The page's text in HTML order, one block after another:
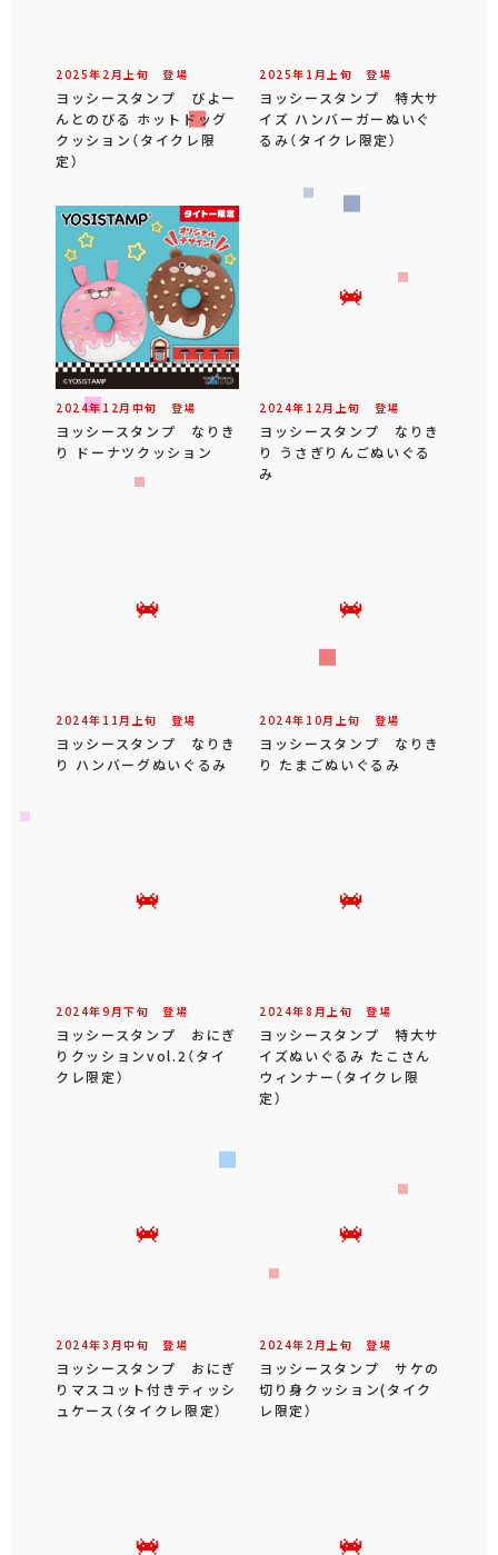
2025年 2 月 上旬 登場
ヨッシースタンプ びよー
んとのびる ホットドッグ
クッション（タイクレ限
定）
2025年 1 月 上旬 登場
ヨッシースタンプ 特大サ
イズ ハンバーガーぬいぐ
るみ（タイクレ限定）
2024年 12 月 中旬 登場
ヨッシースタンプ なりき
り ドーナツクッション
2024年 12 月 上旬 登場
ヨッシースタンプ なりき
り うさぎりんごぬいぐる
み
2024年 11 月 上旬 登場
ヨッシースタンプ なりき
り ハンバーグぬいぐるみ
2024年 10月 上旬 登場
ヨッシースタンプ なりき
り たまごぬいぐるみ
2024年9 月下旬 登場
ヨッシースタンプ おにぎ
りクッションvol.2（タイ
クレ限定）
2024年8 月 上旬 登場
ヨッシースタンプ 特大サ
イズぬいぐるみ たこさん
ウィンナー（タイクレ限
定）
2024年3 月中旬 登場
ヨッシースタンプ おにぎ
りマスコット付きティッシ
ュケース（タイクレ限定）
2024年 2 月 上旬 登場
ヨッシースタンプ サケの
切り身クッション(タイク
レ限定）